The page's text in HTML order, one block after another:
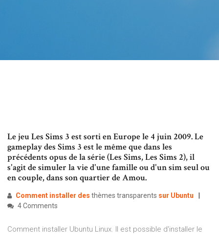
Le jeu Les Sims 3 est sorti en Europe le 4 juin 2009. Le
gameplay des Sims 3 est le même que dans les
précédents opus de la série (Les Sims, Les Sims 2), il
s'agit de simuler la vie d'une famille ou d'un sim seul ou
en couple, dans son quartier de Amou.
Comment installer des thèmes transparents sur Ubuntu
4 Comments
Comment installer Ubuntu Linux. Il est possible d'installer le